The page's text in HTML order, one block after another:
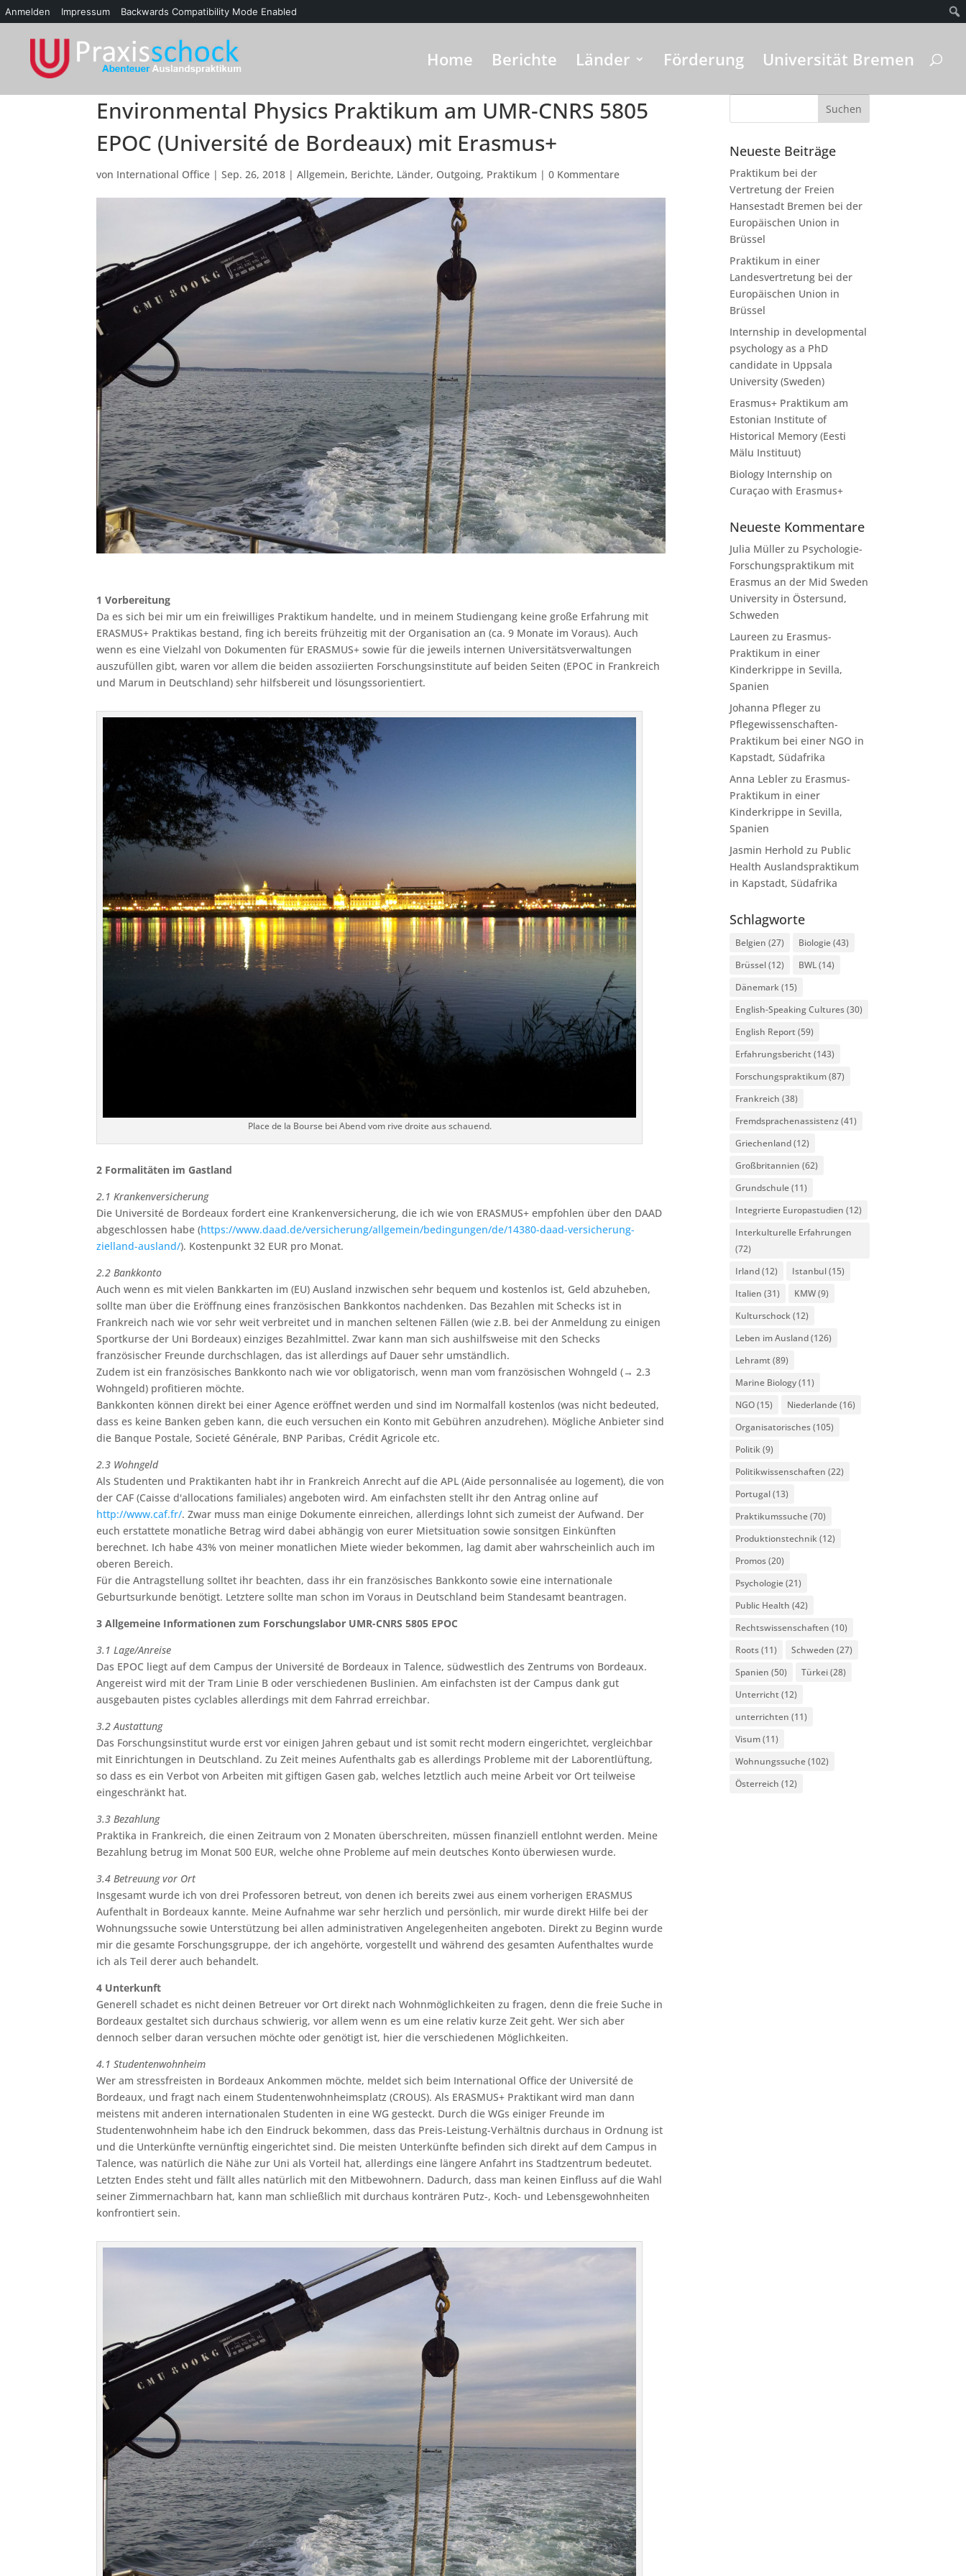
Anmelden Impressum Backwards Compatibility Mode Enabled
Home Berichte Länder Förderung Universität Bremen
Environmental Physics Praktikum am UMR-CNRS 5805
EPOC (Université de Bordeaux) mit Erasmus+
von International Office |Sep. 26, 2018 |Allgemein, Berichte, Länder, Outgoing, Praktikum |0 Kommentare
1 Vorbereitung
Da es sich bei mir um ein freiwilliges Praktikum handelte, und in meinem Studiengang keine große Erfahrung mit
ERASMUS+ Praktikas bestand, fing ich bereits frühzeitig mit der Organisation an (ca. 9 Monate im Voraus). Auch
wenn es eine Vielzahl von Dokumenten für ERASMUS+ sowie für die jeweils internen Universitätsverwaltungen
auszufüllen gibt, waren vor allem die beiden assoziierten Forschungsinstitute auf beiden Seiten (EPOC in Frankreich
und Marum in Deutschland) sehr hilfsbereit und lösungssorientiert.
Place de la Bourse bei Abend vom rive droite aus schauend.
2 Formalitäten im Gastland
2.1 Krankenversicherung
Die Université de Bordeaux fordert eine Krankenversicherung, die ich wie von ERASMUS+ empfohlen über den DAAD
abgeschlossen habe (https://www.daad.de/versicherung/allgemein/bedingungen/de/14380-daad-versicherung-
zielland-ausland/). Kostenpunkt 32 EUR pro Monat.
2.2 Bankkonto
Auch wenn es mit vielen Bankkarten im (EU) Ausland inzwischen sehr bequem und kostenlos ist, Geld abzuheben,
sollte man über die Eröffnung eines französischen Bankkontos nachdenken. Das Bezahlen mit Schecks ist in
Frankreich nach wie vor sehr weit verbreitet und in manchen seltenen Fällen (wie z.B. bei der Anmeldung zu einigen
Sportkurse der Uni Bordeaux) einziges Bezahlmittel. Zwar kann man sich aushilfsweise mit den Schecks
französischer Freunde durchschlagen, das ist allerdings auf Dauer sehr umständlich.
Zudem ist ein französisches Bankkonto nach wie vor obligatorisch, wenn man vom französischen Wohngeld (→ 2.3
Wohngeld) profitieren möchte.
Bankkonten können direkt bei einer Agence eröffnet werden und sind im Normalfall kostenlos (was nicht bedeuted,
dass es keine Banken geben kann, die euch versuchen ein Konto mit Gebühren anzudrehen). Mögliche Anbieter sind
die Banque Postale, Societé Générale, BNP Paribas, Crédit Agricole etc.
2.3 Wohngeld
Als Studenten und Praktikanten habt ihr in Frankreich Anrecht auf die APL (Aide personnalisée au logement), die von
der CAF (Caisse d'allocations familiales) angeboten wird. Am einfachsten stellt ihr den Antrag online auf
http://www.caf.fr/. Zwar muss man einige Dokumente einreichen, allerdings lohnt sich zumeist der Aufwand. Der
euch erstattete monatliche Betrag wird dabei abhängig von eurer Mietsituation sowie sonsitgen Einkünften
berechnet. Ich habe 43% von meiner monatlichen Miete wieder bekommen, lag damit aber wahrscheinlich auch im
oberen Bereich.
Für die Antragstellung solltet ihr beachten, dass ihr ein französisches Bankkonto sowie eine internationale
Geburtsurkunde benötigt. Letztere sollte man schon im Voraus in Deutschland beim Standesamt beantragen.
3 Allgemeine Informationen zum Forschungslabor UMR-CNRS 5805 EPOC
3.1 Lage/Anreise
Das EPOC liegt auf dem Campus der Université de Bordeaux in Talence, südwestlich des Zentrums von Bordeaux.
Angereist wird mit der Tram Linie B oder verschiedenen Buslinien. Am einfachsten ist der Campus dank gut
ausgebauten pistes cyclables allerdings mit dem Fahrrad erreichbar.
3.2 Austattung
Das Forschungsinstitut wurde erst vor einigen Jahren gebaut und ist somit recht modern eingerichtet, vergleichbar
mit Einrichtungen in Deutschland. Zu Zeit meines Aufenthalts gab es allerdings Probleme mit der Laborentlüftung,
so dass es ein Verbot von Arbeiten mit giftigen Gasen gab, welches letztlich auch meine Arbeit vor Ort teilweise
eingeschränkt hat.
3.3 Bezahlung
Praktika in Frankreich, die einen Zeitraum von 2 Monaten überschreiten, müssen finanziell entlohnt werden. Meine
Bezahlung betrug im Monat 500 EUR, welche ohne Probleme auf mein deutsches Konto überwiesen wurde.
3.4 Betreuung vor Ort
Insgesamt wurde ich von drei Professoren betreut, von denen ich bereits zwei aus einem vorherigen ERASMUS
Aufenthalt in Bordeaux kannte. Meine Aufnahme war sehr herzlich und persönlich, mir wurde direkt Hilfe bei der
Wohnungssuche sowie Unterstützung bei allen administrativen Angelegenheiten angeboten. Direkt zu Beginn wurde
mir die gesamte Forschungsgruppe, der ich angehörte, vorgestellt und während des gesamten Aufenthaltes wurde
ich als Teil derer auch behandelt.
4 Unterkunft
Generell schadet es nicht deinen Betreuer vor Ort direkt nach Wohnmöglichkeiten zu fragen, denn die freie Suche in
Bordeaux gestaltet sich durchaus schwierig, vor allem wenn es um eine relativ kurze Zeit geht. Wer sich aber
dennoch selber daran versuchen möchte oder genötigt ist, hier die verschiedenen Möglichkeiten.
4.1 Studentenwohnheim
Wer am stressfreisten in Bordeaux Ankommen möchte, meldet sich beim International Office der Université de
Bordeaux, und fragt nach einem Studentenwohnheimsplatz (CROUS). Als ERASMUS+ Praktikant wird man dann
meistens mit anderen internationalen Studenten in eine WG gesteckt. Durch die WGs einiger Freunde im
Studentenwohnheim habe ich den Eindruck bekommen, dass das Preis-Leistung-Verhältnis durchaus in Ordnung ist
und die Unterkünfte vernünftig eingerichtet sind. Die meisten Unterkünfte befinden sich direkt auf dem Campus in
Talence, was natürlich die Nähe zur Uni als Vorteil hat, allerdings eine längere Anfahrt ins Stadtzentrum bedeutet.
Letzten Endes steht und fällt alles natürlich mit den Mitbewohnern. Dadurch, dass man keinen Einfluss auf die Wahl
seiner Zimmernachbarn hat, kann man schließlich mit durchaus konträren Putz-, Koch- und Lebensgewohnheiten
konfrontiert sein.
Neueste Beiträge
Praktikum bei der
Vertretung der Freien
Hansestadt Bremen bei der
Europäischen Union in
Brüssel
Praktikum in einer
Landesvertretung bei der
Europäischen Union in
Brüssel
Internship in developmental
psychology as a PhD
candidate in Uppsala
University (Sweden)
Erasmus+ Praktikum am
Estonian Institute of
Historical Memory (Eesti
Mälu Instituut)
Biology Internship on
Curaçao with Erasmus+
Neueste Kommentare
Julia Müller zu Psychologie-
Forschungspraktikum mit
Erasmus an der Mid Sweden
University in Östersund,
Schweden
Laureen zu Erasmus-
Praktikum in einer
Kinderkrippe in Sevilla,
Spanien
Johanna Pfleger zu
Pflegewissenschaften-
Praktikum bei einer NGO in
Kapstadt, Südafrika
Anna Lebler zu Erasmus-
Praktikum in einer
Kinderkrippe in Sevilla,
Spanien
Jasmin Herhold zu Public
Health Auslandspraktikum
in Kapstadt, Südafrika
Schlagworte
Belgien (27) Biologie(43)
Brüssel(12) BWL(14)
Dänemark (15)
English-Speaking Cultures(30)
English Report (59)
Erfahrungsbericht (143)
Forschungspraktikum(87)
Frankreich (38)
Fremdsprachenassistenz(41)
Griechenland(12)
Großbritannien (62)
Grundschule(11)
Integrierte Europastudien (12)
Interkulturelle Erfahrungen
(72)
Irland(12) Istanbul(15)
Italien (31) KMW(9)
Kulturschock (12)
Leben im Ausland(126)
Lehramt (89)
Marine Biology(11)
NGO(15) Niederlande(16)
Organisatorisches(105)
Politik (9)
Politikwissenschaften (22)
Portugal(13)
Praktikumssuche(70)
Produktionstechnik (12)
Promos(20)
Psychologie(21)
Public Health (42)
Rechtswissenschaften (10)
Roots(11) Schweden (27)
Spanien (50) Türkei(28)
Unterricht (12)
unterrichten (11)
Visum(11)
Wohnungssuche(102)
Österreich (12)